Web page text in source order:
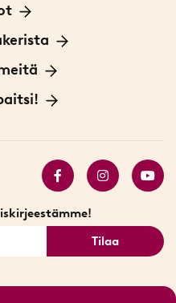
Tilaa